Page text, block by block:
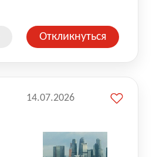
Откликнуться
14.07.2026